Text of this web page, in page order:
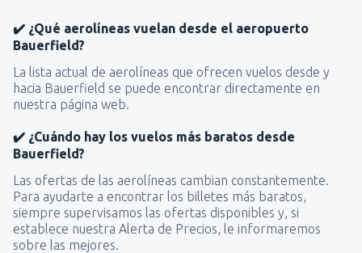
✔️ ¿Qué aerolíneas vuelan desde el aeropuerto
Bauerfield?
La lista actual de aerolíneas que ofrecen vuelos desde y
hacia Bauerfield se puede encontrar directamente en
nuestra página web.
✔️ ¿Cuándo hay los vuelos más baratos desde
Bauerfield?
Las ofertas de las aerolíneas cambian constantemente.
Para ayudarte a encontrar los billetes más baratos,
siempre supervisamos las ofertas disponibles y, si
establece nuestra Alerta de Precios, le informaremos
sobre las mejores.